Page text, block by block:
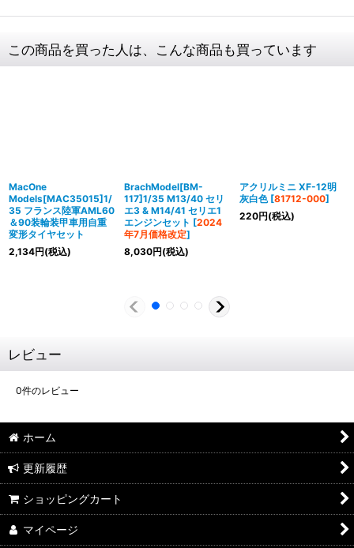
この商品を買った人は、こんな商品も買っています
MacOne
Models[MAC35015]1/
35 フランス陸軍AML60
＆90装輪装甲車用自重
変形タイヤセット
2,134円(税込)
BrachModel[BM-
117]1/35 M13/40 セリ
エ3 & M14/41 セリエ1
エンジンセット [2024
年7月価格改定]
8,030円(税込)
アクリルミニ XF-12明
灰白色 [81712-000]
220円(税込)
レビュー
0件のレビュー
ホーム
更新履歴
ショッピングカート
マイページ